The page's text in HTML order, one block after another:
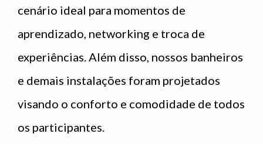
cenário ideal para momentos de
aprendizado, networking e troca de
experiências. Além disso, nossos banheiros
e demais instalações foram projetados
visando o conforto e comodidade de todos
os participantes.